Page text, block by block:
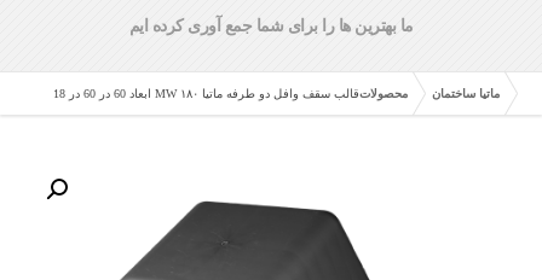
ما بهترین ها را برای شما جمع آوری کرده ایم
ماتیا ساختمان محصولاتقالب سقف وافل دو طرفه ماتیا ۱۸۰ MW ابعاد 60 در 60 در 18